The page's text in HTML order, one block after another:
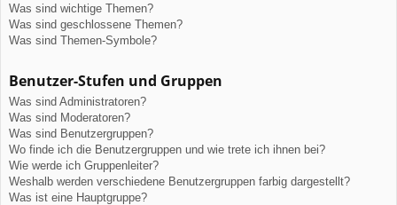
Was sind wichtige Themen?
Was sind geschlossene Themen?
Was sind Themen-Symbole?
Benutzer-Stufen und Gruppen
Was sind Administratoren?
Was sind Moderatoren?
Was sind Benutzergruppen?
Wo finde ich die Benutzergruppen und wie trete ich ihnen bei?
Wie werde ich Gruppenleiter?
Weshalb werden verschiedene Benutzergruppen farbig dargestellt?
Was ist eine Hauptgruppe?